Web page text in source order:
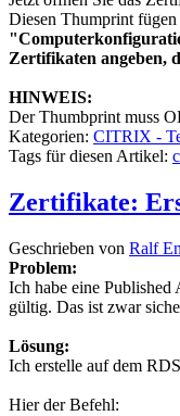
Diesen Thumprint
Zertifikaten angeben,
HINWEIS:
Der Thumbprint muss
Kategorien: CITRIX -
Tags für diesen Artikel:
Zertifikate:
Geschrieben von Ralf
Problem:
Ich habe eine
gültig. Das ist zwar
Lösung:
Ich erstelle auf dem
Hier der Befehl: